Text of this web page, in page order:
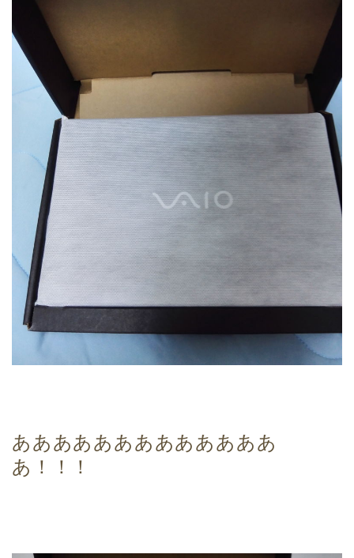
あああああああああああああ
あ！！！